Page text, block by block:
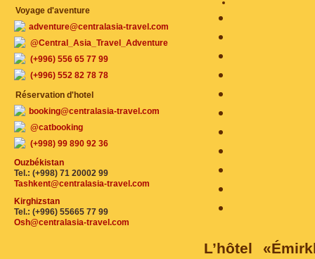
L’hôtel
Voyage d'aventure
adventure@centralasia-travel.com
@Central_Asia_Travel_Adventure
(+996) 556 65 77 99
(+996) 552 82 78 78
Réservation d'hotel
booking@centralasia-travel.com
@catbooking
(+998) 99 890 92 36
Ouzbékistan
Tel.: (+998) 71 20002 99
Tashkent@centralasia-travel.com
Kirghizstan
Tel.: (+996) 55665 77 99
Osh@centralasia-travel.com